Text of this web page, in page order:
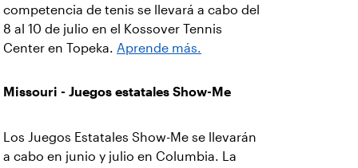
competencia de tenis se llevará a cabo del
8 al 10 de julio en el Kossover Tennis
Center en Topeka. Aprende más.
Missouri - Juegos estatales Show-Me
Los Juegos Estatales Show-Me se llevarán
a cabo en junio y julio en Columbia. La